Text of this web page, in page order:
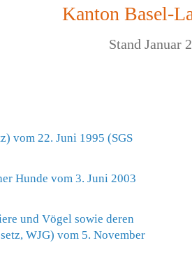
Kanton Basel-
Stand Januar
vom 22. Juni 1995 (SGS
Hunde vom 3. Juni 2003
und Vögel sowie deren
WJG) vom 5. November